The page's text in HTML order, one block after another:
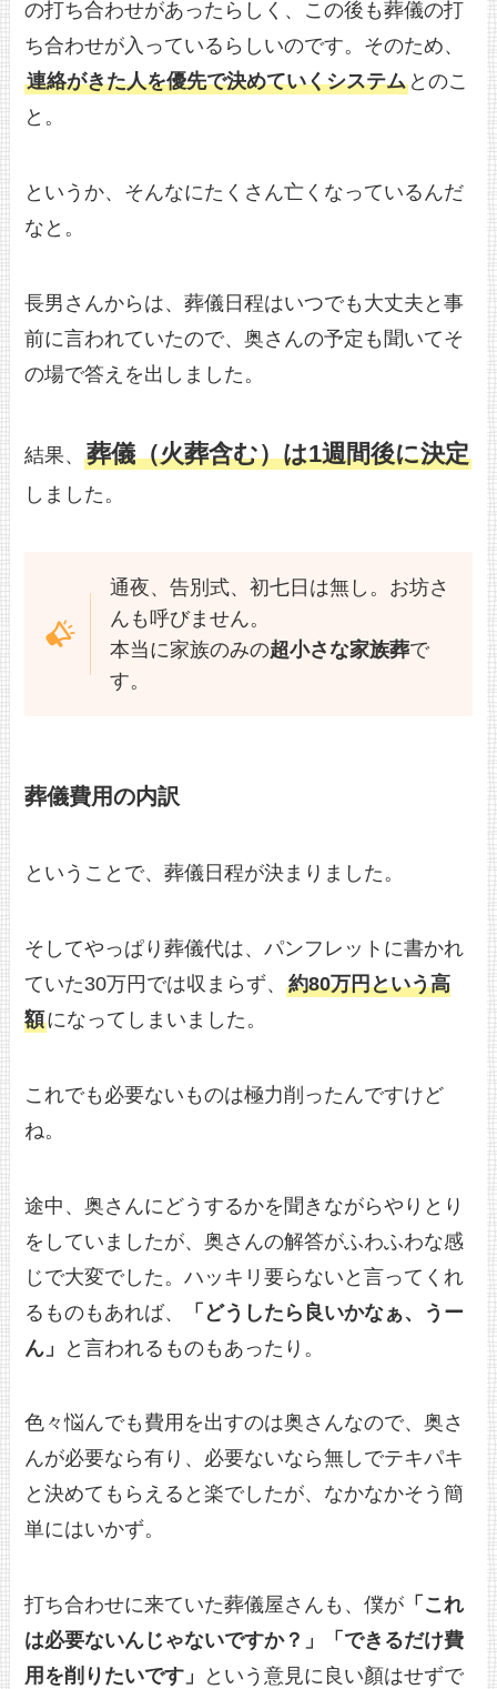
の打ち合わせがあったらしく、この後も葬儀の打
ち合わせが入っているらしいのです。そのため、
連絡がきた人を優先で決めていくシステム とのこ
と。
というか、そんなにたくさん亡くなっているんだ
なと。
長男さんからは、葬儀日程はいつでも大丈夫と事
前に言われていたので、奥さんの予定も聞いてそ
の場で答えを出しました。
結果、葬儀（火葬含む）は1週間後に決定
しました。
通夜、告別式、初七日は無し。お坊さ
んも呼びません。
本当に家族のみの超小さな家族葬で
す。
葬儀費用の内訳
ということで、葬儀日程が決まりました。
そしてやっぱり葬儀代は、パンフレットに書かれ
ていた30万円では収まらず、約80万円という高
額になってしまいました。
これでも必要ないものは極力削ったんですけど
ね。
途中、奥さんにどうするかを聞きながらやりとり
をしていましたが、奥さんの解答がふわふわな感
じで大変でした。ハッキリ要らないと言ってくれ
るものもあれば、
「どうしたら良いかなぁ、うー
ん」
と言われるものもあったり。
色々悩んでも費用を出すのは奥さんなので、奥さ
んが必要なら有り、必要ないなら無しでテキパキ
と決めてもらえると楽でしたが、なかなかそう簡
単にはいかず。
打ち合わせに来ていた葬儀屋さんも、僕が 「これ
は必要ないんじゃないですか？」「できるだけ費
用を削りたいです」
という意見に良い顏はせずで